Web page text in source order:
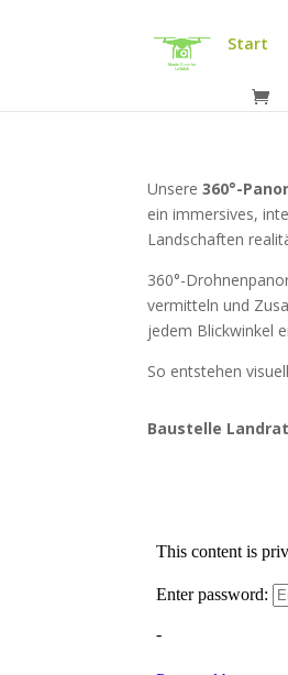
Start
Unsere360°-
ein immersives,
Landschaften
360°-
vermitteln und
jedem Blickwinkel
So entstehen
Baustelle